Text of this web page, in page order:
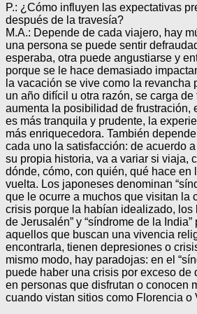
P.: ¿Cómo influyen las expectativas
después de la travesía?
M.A.: Depende de cada viajero, hay
una persona se puede sentir
esperaba, otra puede angustiarse y
porque se le hace demasiado
la vacación se vive como la revancha
un año difícil u otra razón, se carga
aumenta la posibilidad de frustración,
es más tranquila y prudente, la
más enriquecedora. También
cada uno la satisfacción: de acuerdo
su propia historia, va a variar si viaja,
dónde, cómo, con quién, qué hace en
vuelta. Los japoneses denominan
que le ocurre a muchos que visitan la
crisis porque la habían idealizado, los
de Jerusalén” y “síndrome de la
aquellos que buscan una vivencia
encontrarla, tienen depresiones o
mismo modo, hay paradojas: en el
puede haber una crisis por exceso de
en personas que disfrutan o conocen
cuando vistan sitios como Florencia o